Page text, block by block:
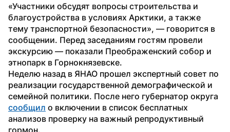
«Участники обсудят вопросы строительства и
благоустройства в условиях Арктики, а также
тему транспортной безопасности», — говорится в
сообщении. Перед заседаниям гостям провели
экскурсию — показали Преображенский собор и
этнопарк в Горнокнязевске.
Неделю назад в ЯНАО прошел экспертный совет по
реализации государственной демографической и
сообщил о включении в список бесплатных
анализов проверку на важный репродуктивный
гормон.